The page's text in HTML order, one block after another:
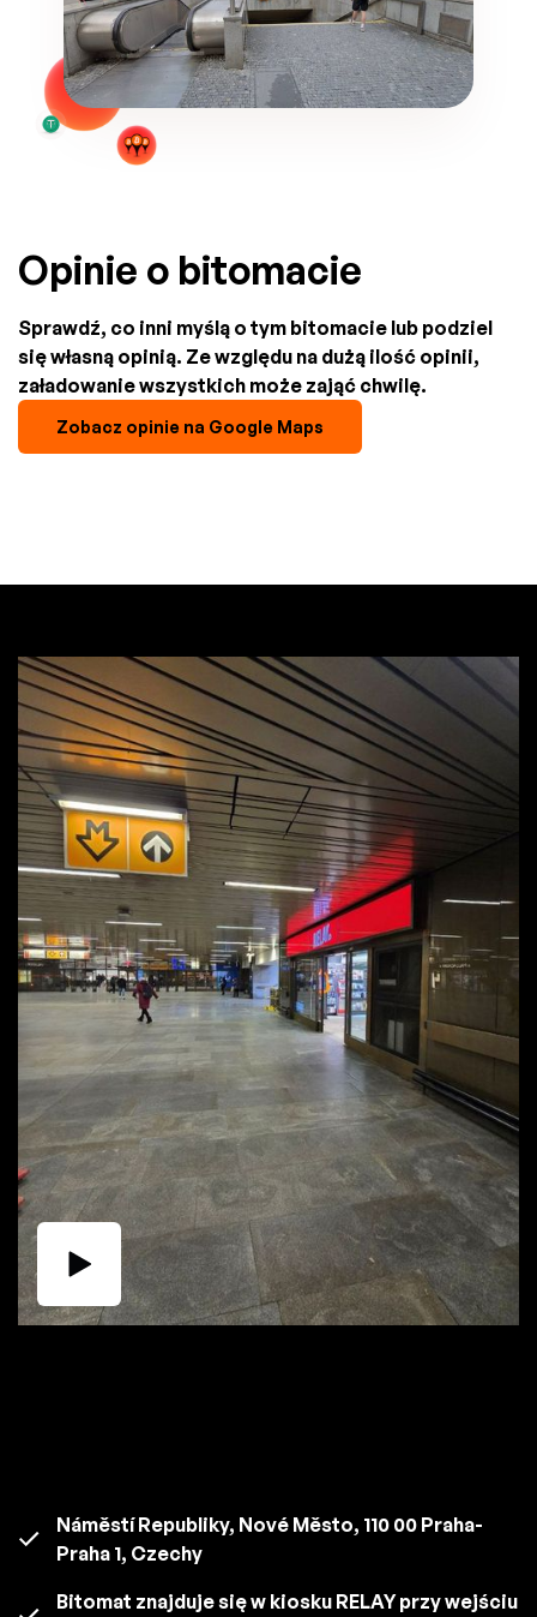
Opinie o bitomacie
Sprawdź, co inni myślą o tym bitomacie lub podziel
się własną opinią. Ze względu na dużą ilość opinii,
załadowanie wszystkich może zająć chwilę.
Zobacz opinie na Google Maps
Náměstí Republiky, Nové Město, 110 00 Praha-
Praha 1, Czechy
Bitomat znajduje się w kiosku RELAY przy wejściu